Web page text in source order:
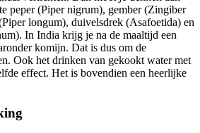
peper (Piper nigrum), gember (Zingiber
longum), duivelsdrek (Asafoetida) en
In India krijg je na de maaltijd een
komijn. Dat is dus om de
Ook het drinken van gekookt water met
effect. Het is bovendien een heerlijke